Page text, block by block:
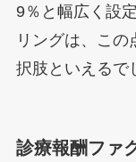
9％と幅広く設
リングは、こ
択肢といえるで
診療報酬ファ